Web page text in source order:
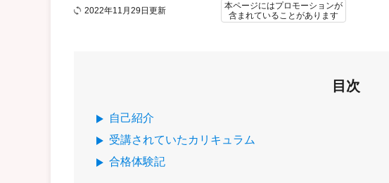
2022年11月29日更新
本ページにはプロモーションが
含まれていることがあります
目次
自己紹介
受講されていたカリキュラム
合格体験記